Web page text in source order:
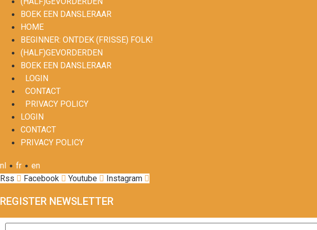
BOEK EEN DANSLERAAR
HOME
BEGINNER: ONTDEK (FRISSE) FOLK!
(HALF)GEVORDERDEN
BOEK EEN DANSLERAAR
LOGIN
CONTACT
PRIVACY POLICY
LOGIN
CONTACT
PRIVACY POLICY
nl • fr • en
Rss
Facebook Youtube Instagram
REGISTER NEWSLETTER